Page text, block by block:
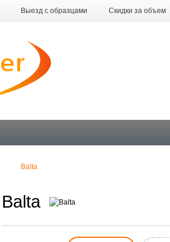
Выезд с образцами Скидки за объем
Balta
Balta